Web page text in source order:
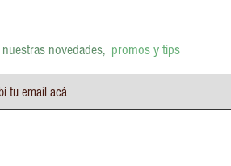
nuestras novedades, promos y tips